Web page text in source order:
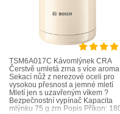
TSM6A017C Kávomlýnek CRA
Čerstvě umletá zrna s více aroma
Sekací nůž z nerezové oceli pro
vysokou přesnost a jemné mletí
Mletí jen s uzavřeným víkem ?
Bezpečnostní vypínač Kapacita
mlýnku 75 g zrn Popis Příkon: